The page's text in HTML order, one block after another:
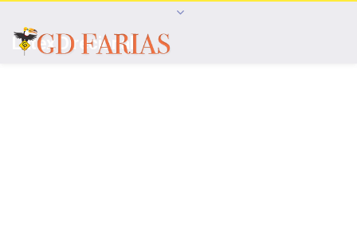
Latex Direcional